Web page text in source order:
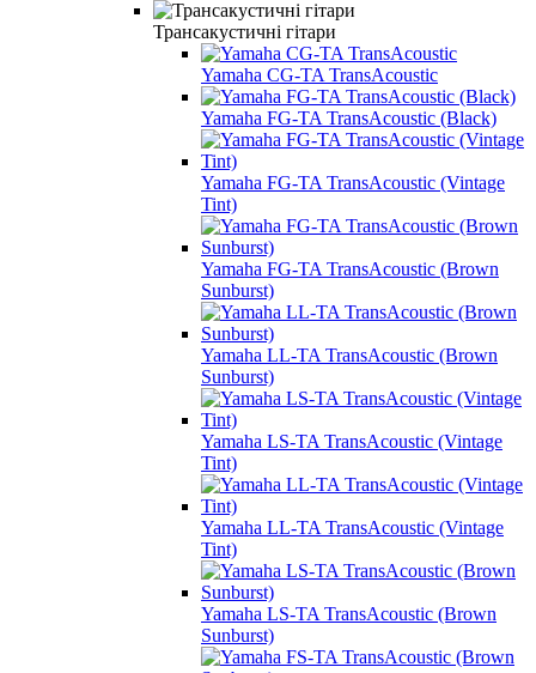
Трансакустичні гітари
Yamaha CG-TA TransAcoustic
Yamaha FG-TA TransAcoustic (Black)
Yamaha FG-TA TransAcoustic (Vintage
Tint)
Yamaha FG-TA TransAcoustic (Brown
Sunburst)
Yamaha LL-TA TransAcoustic (Brown
Sunburst)
Yamaha LS-TA TransAcoustic (Vintage
Tint)
Yamaha LL-TA TransAcoustic (Vintage
Tint)
Yamaha LS-TA TransAcoustic (Brown
Sunburst)